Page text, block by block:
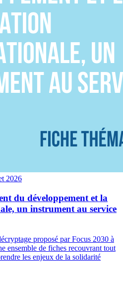
2026
du développement et la
un instrument au service
proposé par Focus 2030 à
ensemble de fiches recouvrant tout
les enjeux de la solidarité